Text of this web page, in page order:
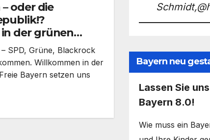
oder die
der grünen
SPD, Grüne, Blackrock
Willkommen in der
Bayern setzen uns
Bayern neu
Lassen Sie
Bayern 8.0!
Wie muss ein